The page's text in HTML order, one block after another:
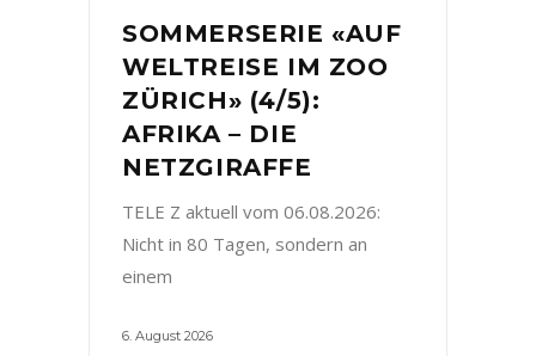
SOMMERSERIE «AUF
WELTREISE IM ZOO
ZÜRICH» (4/5):
AFRIKA – DIE
NETZGIRAFFE
TELE Z aktuell vom 06.08.2026:
Nicht in 80 Tagen, sondern an
einem
6. August 2026